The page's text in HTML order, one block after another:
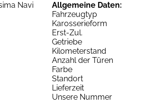
Allgemeine Daten:
Fahrzeugtyp
Karosserieform
Erst-Zul.
Getriebe
Kilometerstand
Anzahl der Türen
Farbe
Standort
Lieferzeit
Unsere Nummer